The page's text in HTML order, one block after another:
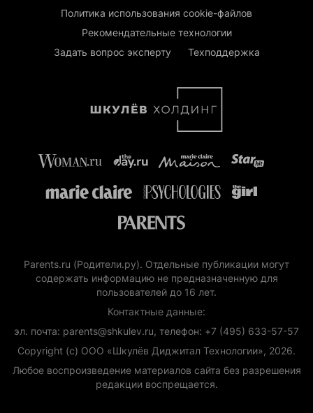
Политика использования cookie-файлов
Рекомендательные технологии
Задать вопрос эксперту
Техподдержка
Parents.ru (Родители.ру). Отдельные публикации могут
содержать информацию не предназначенную для
пользователей до 16 лет.
Контактные данные:
эл. почта: parents@shkulev.ru, телефон: +7 (495) 633-57-57
Copyright (с) ООО «Шкулёв Диджитал Технологии», 2026.
Любое воспроизведение материалов сайта без разрешения
редакции воспрещается.